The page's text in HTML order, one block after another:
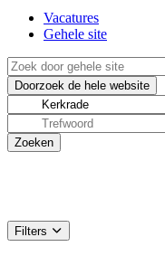
Vacatures
Gehele site
Filters